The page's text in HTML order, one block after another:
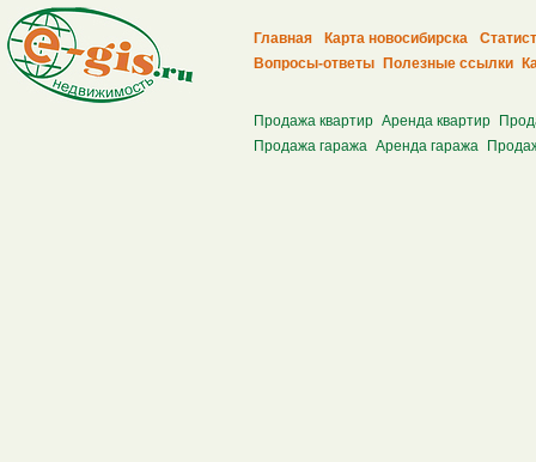
Главная Карта новосибирска
Вопросы-ответы
Полезные ссылки
Продажа квартир Аренда квартир
Продажа гаража Аренда гаража